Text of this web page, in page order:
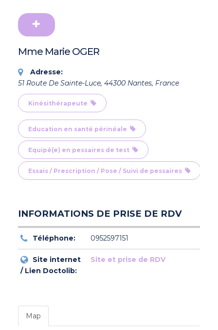
Mme Marie OGER
Adresse:
51 Route De Sainte-Luce, 44300 Nantes, France
Kinésithérapeute
Education en santé périnéale
Equipé(e) en pessaires de test
Essais / Prescription / Pose / Suivi de pessaires
INFORMATIONS DE PRISE DE RDV
Téléphone: 0952597151
Site internet
/ Lien Doctolib:
Site et prise de RDV
Map